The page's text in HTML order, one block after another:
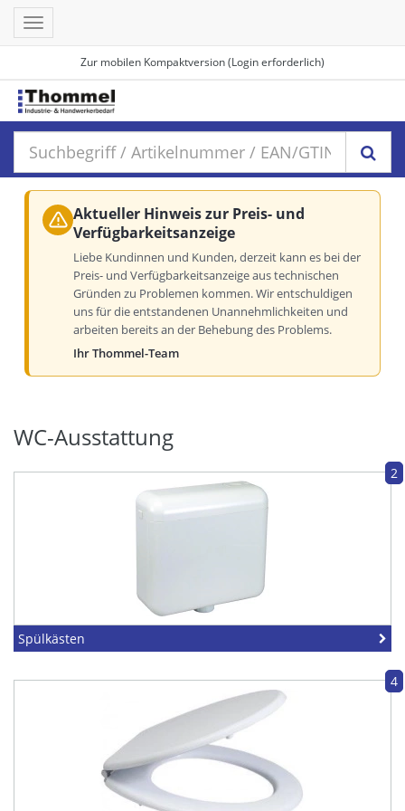
Zur mobilen Kompaktversion (Login erforderlich)
Toggle
navigation
Aktueller Hinweis zur Preis- und
Verfügbarkeitsanzeige
Liebe Kundinnen und Kunden, derzeit kann es bei der
Preis- und Verfügbarkeitsanzeige aus technischen
Gründen zu Problemen kommen. Wir entschuldigen
uns für die entstandenen Unannehmlichkeiten und
arbeiten bereits an der Behebung des Problems.
Ihr Thommel-Team
WC-Ausstattung
2
Spülkästen
4